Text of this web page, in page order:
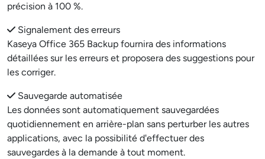
précision à 100 %.
Signalement des erreurs
Kaseya Office 365 Backup fournira des informations
détaillées sur les erreurs et proposera des suggestions pour
les corriger.
Sauvegarde automatisée
Les données sont automatiquement sauvegardées
quotidiennement en arrière-plan sans perturber les autres
applications, avec la possibilité d'effectuer des
sauvegardes à la demande à tout moment.